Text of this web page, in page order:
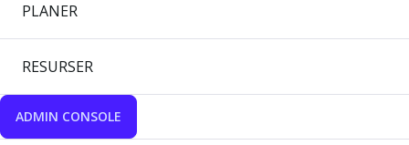
PLANER
RESURSER
ADMIN CONSOLE